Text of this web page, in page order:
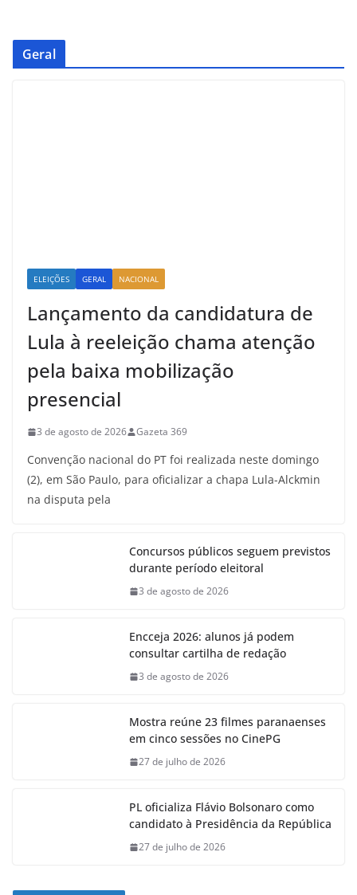
Geral
ELEIÇÕES GERAL NACIONAL
Lançamento da candidatura de
Lula à reeleição chama atenção
pela baixa mobilização
presencial
3 de agosto de 2026 Gazeta 369
Convenção nacional do PT foi realizada neste domingo
(2), em São Paulo, para oficializar a chapa Lula-Alckmin
na disputa pela
Concursos públicos seguem previstos
durante período eleitoral
3 de agosto de 2026
Encceja 2026: alunos já podem
consultar cartilha de redação
3 de agosto de 2026
Mostra reúne 23 filmes paranaenses
em cinco sessões no CinePG
27 de julho de 2026
PL oficializa Flávio Bolsonaro como
candidato à Presidência da República
27 de julho de 2026